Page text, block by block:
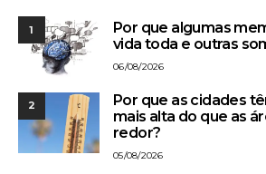
1
Por que algumas
vida toda e outras
06/08/2026
2
Por que as cidades
mais alta do que as
redor?
05/08/2026